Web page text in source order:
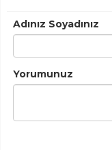
Adınız Soyadınız
Yorumunuz